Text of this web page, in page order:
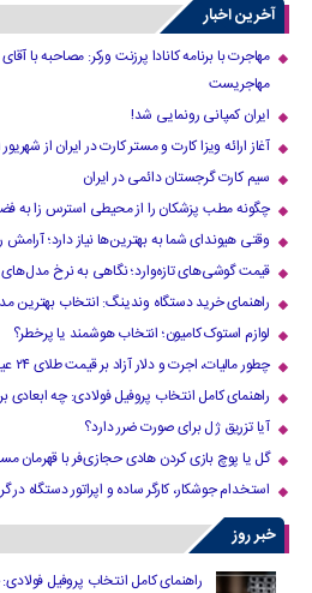
آخرین اخبار
مهاجرت با برنامه کانادا پرزنت ورکر: مصاحبه با
مهاجریست
ایران کمپانی رونمایی شد!
آغاز ارائه ویزا کارت و مستر کارت در ایران از شهریور ۱۴۰۱
سیم کارت گرجستان دائمی در ایران
چگونه مطب پزشکان را از محیطی استرس زا به
وقتی هیوندای شما به بهترین‌ها نیاز دارد؛ آرامش
قیمت گوشی‌های تازه‌وارد؛ نگاهی به نرخ مدل‌های
راهنمای خرید دستگاه وندینگ: انتخاب بهترین
لوازم استوک کامیون؛ انتخاب هوشمند یا پرخطر؟
چطور مالیات، اجرت و دلار آزاد بر قیمت طلای ۲۴ عیار اثر می‌گذارد؟
راهنمای کامل انتخاب پروفیل فولادی: چه
آیا تزریق ژل برای صورت ضرر دارد​؟
گل یا پوچ بازی کردن هادی حجازی‌فر با قهرمان
استخدام جوشکار، کارگر ساده و اپراتور دستگاه در
خبر روز
راهنمای کامل انتخاب پروفیل